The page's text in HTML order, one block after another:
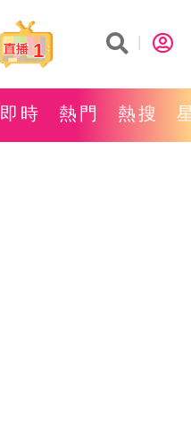
1
即時 熱門 熱搜